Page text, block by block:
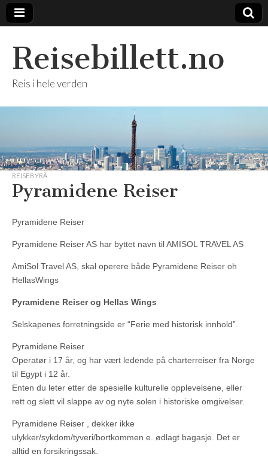
Reisebillett.no
Reis i hele verden
REISEBYRÅ
Pyramidene Reiser
Pyramidene Reiser
Pyramidene Reiser AS har byttet navn til AMISOL TRAVEL AS
AmiSol Travel AS, skal operere både Pyramidene Reiser oh
HellasWings
Pyramidene Reiser og Hellas Wings
Selskapenes forretningside er “Ferie med historisk innhold”.
Pyramidene Reiser
Operatør i 17 år, og har vært ledende på charterreiser fra Norge
til Egypt i 12 år.
Enten du leter etter de spesielle kulturelle opplevelsene, eller
rett og slett vil slappe av og nyte solen i historiske omgivelser.
Pyramidene Reiser , dekker ikke
ulykker/sykdom/tyveri/bortkommen e. ødlagt bagasje. Det er
alltid en forsikringssak.